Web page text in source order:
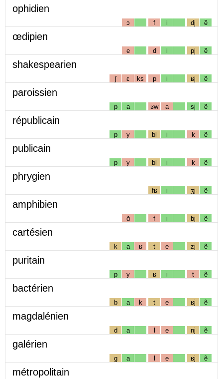
ophidien
ɔ f i dj ẽ
œdipien
e d i pj ẽ
shakespearien
ʃ ɛ ks p i ʁj ẽ
paroissien
p a ʁw a sj ẽ
républicain
p y bl i k ẽ
publicain
p y bl i k ẽ
phrygien
fʁ i ʒj ẽ
amphibien
ɑ̃ f i bj ẽ
cartésien
k a ʁ t e zj ẽ
puritain
p y ʁ i t ẽ
bactérien
b a k t e ʁj ẽ
magdalénien
d a l e nj ẽ
galérien
g a l e ʁj ẽ
métropolitain